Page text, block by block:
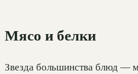
Мясо и белки
Звезда большинства блюд —